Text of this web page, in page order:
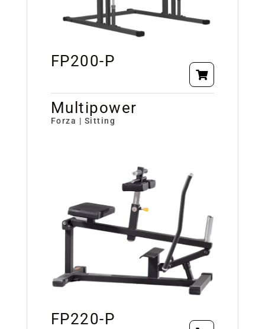
FP200-P
Multipower
Forza | Sitting
FP220-P